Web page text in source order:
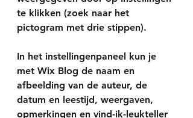
te klikken (zoek naar het
pictogram met drie stippen).
In het instellingenpaneel kun je
met Wix Blog de naam en
afbeelding van de auteur, de
datum en leestijd, weergaven,
opmerkingen en vind-ik-leukteller